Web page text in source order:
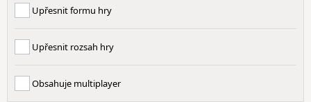
Upřesnit formu hry
Upřesnit rozsah hry
Obsahuje multiplayer